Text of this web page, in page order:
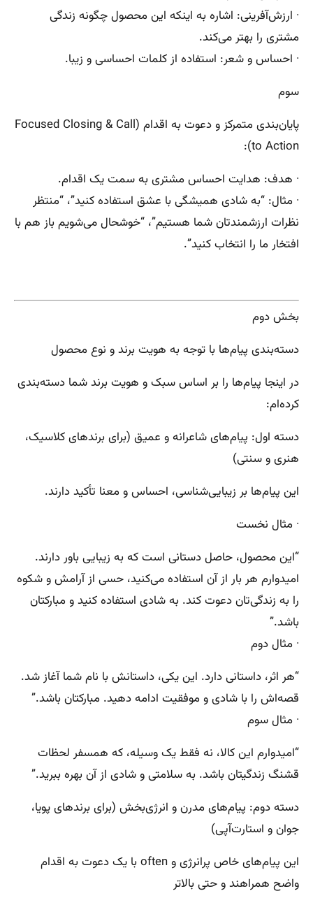
· ارزش‌آفرینی: اشاره به اینکه این محصول چگونه زندگی
مشتری را بهتر می‌کند.
· احساس و شعر: استفاده از کلمات احساسی و زیبا.
سوم
پایان‌بندی متمرکز و دعوت به اقدام (Focused Closing & Call
to Action):
· هدف: هدایت احساس مشتری به سمت یک اقدام.
· مثال: “به شادی همیشگی با عشق استفاده کنید”، “منتظر
نظرات ارزشمندتان شما هستیم”، “خوشحال می‌شویم باز هم با
افتخار ما را انتخاب کنید”.
بخش دوم
دسته‌بندی پیام‌ها با توجه به هویت برند و نوع محصول
در اینجا پیام‌ها را بر اساس سبک و هویت برند شما دسته‌بندی
کرده‌ام:
دسته اول: پیام‌های شاعرانه و عمیق (برای برندهای کلاسیک،
هنری و سنتی)
این پیام‌ها بر زیبایی‌شناسی، احساس و معنا تأکید دارند.
· مثال نخست
“این محصول، حاصل دستانی است که به زیبایی باور دارند.
امیدوارم هر بار از آن استفاده می‌کنید، حسی از آرامش و شکوه
را به زندگی‌تان دعوت کند. به شادی استفاده کنید و مبارکتان
باشد.”
· مثال دوم
“هر اثر، داستانی دارد. این یکی، داستانش با نام شما آغاز شد.
قصه‌اش را با شادی و موفقیت ادامه دهید. مبارکتان باشد.”
· مثال سوم
“امیدوارم این کالا، نه فقط یک وسیله، که همسفر لحظات
قشنگ زندگیتان باشد. به سلامتی و شادی از آن بهره ببرید.”
دسته دوم: پیام‌های مدرن و انرژی‌بخش (برای برندهای پویا،
جوان و استارت‌آپی)
این پیام‌های خاص پرانرژی و often با یک دعوت به اقدام
واضح همراهند و حتی بالاتر